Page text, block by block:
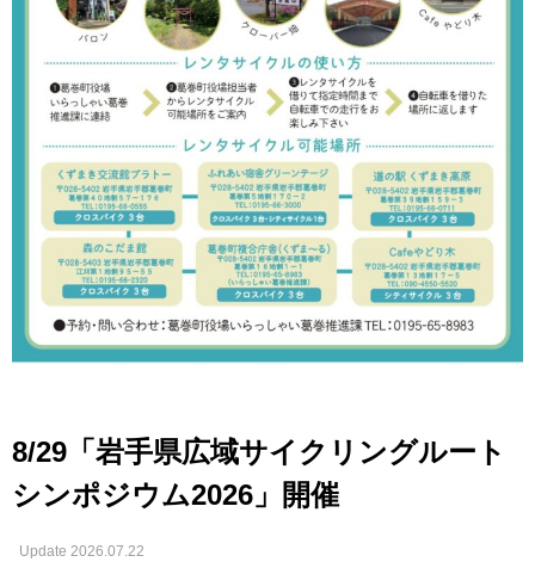
8/29「岩手県広域サイクリングルート
シンポジウム2026」開催
Update 2026.07.22